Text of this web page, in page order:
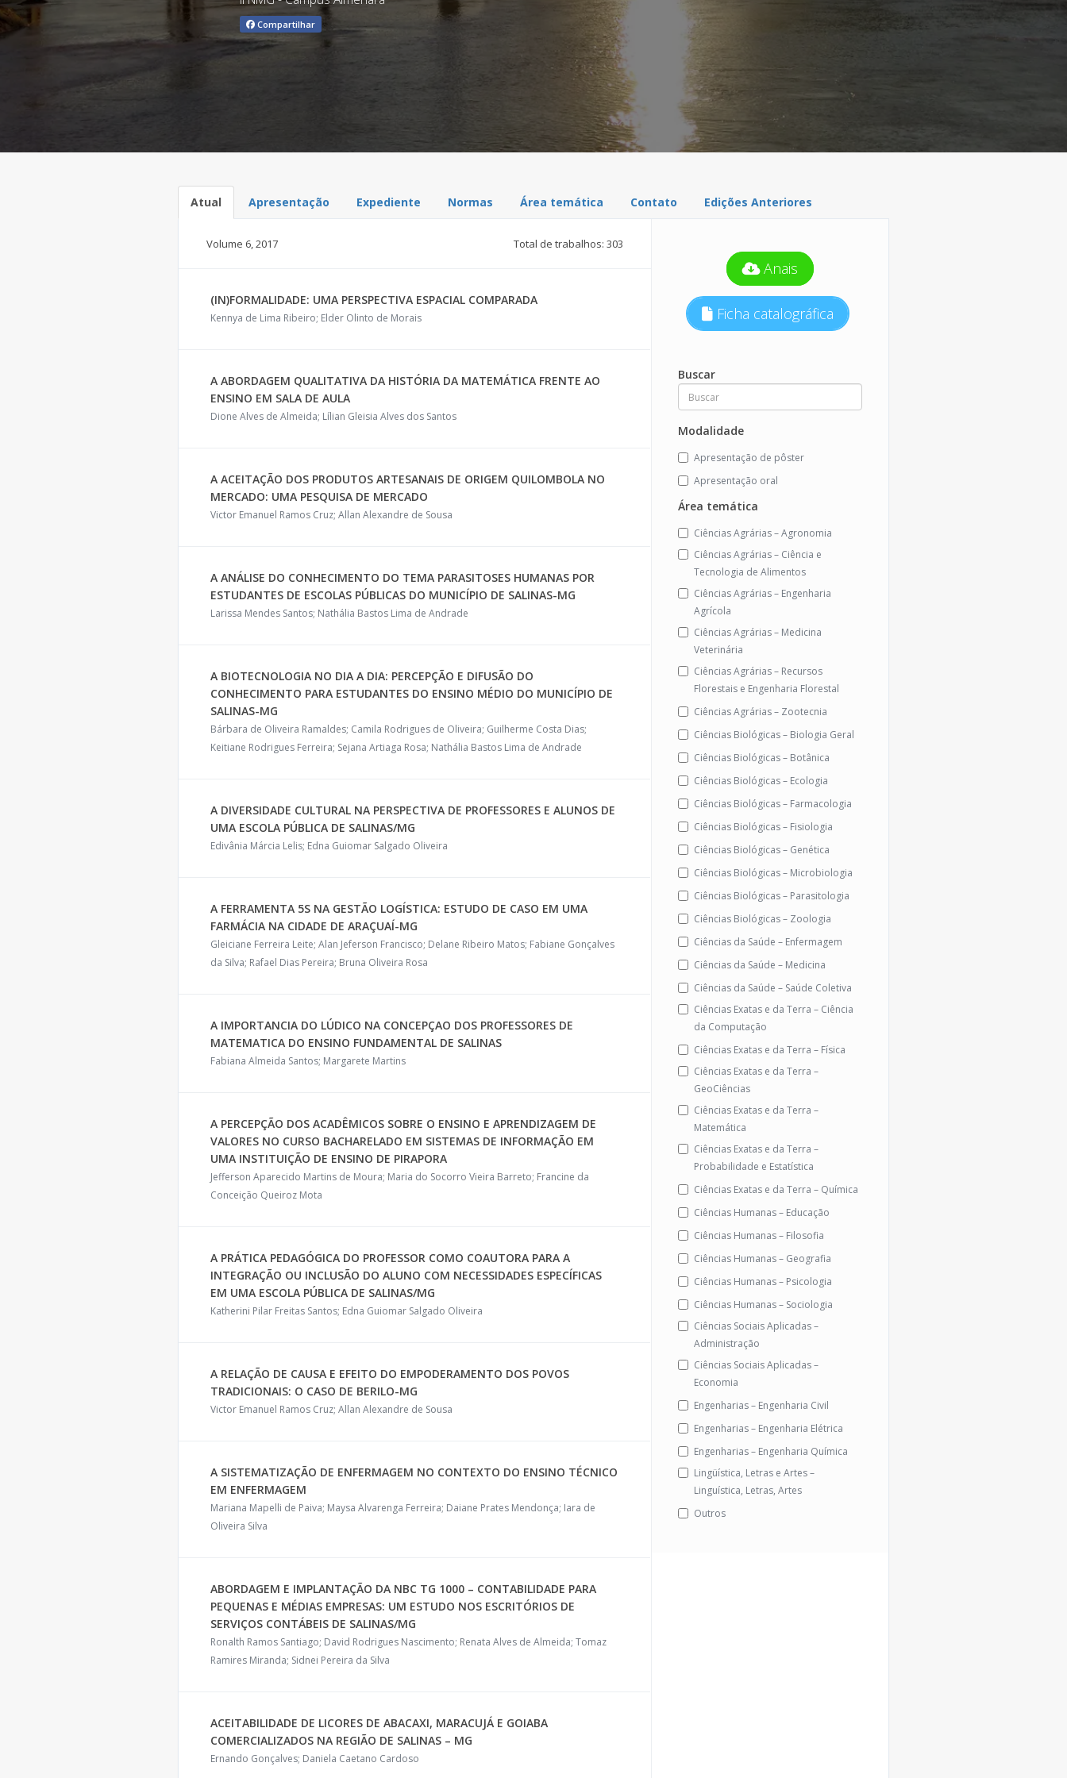
Compartilhar
Atual Apresentação Expediente Normas Área temática Contato Edições Anteriores
Volume 6,2017 Total de trabalhos: 303
(IN)FORMALIDADE: UMA PERSPECTIVA ESPACIAL COMPARADA
Kennya de Lima Ribeiro; Elder Olinto de Morais
A ABORDAGEM QUALITATIVA DA HISTÓRIA DA MATEMÁTICA FRENTE AO
ENSINO EM SALA DE AULA
Dione Alves de Almeida; Lílian Gleisia Alves dos Santos
A ACEITAÇÃO DOS PRODUTOS ARTESANAIS DE ORIGEM QUILOMBOLA NO
MERCADO: UMA PESQUISA DE MERCADO
Victor Emanuel Ramos Cruz; Allan Alexandre de Sousa
A ANÁLISE DO CONHECIMENTO DO TEMA PARASITOSES HUMANAS POR
ESTUDANTES DE ESCOLAS PÚBLICAS DO MUNICÍPIO DE SALINAS-MG
Larissa Mendes Santos; Nathália Bastos Lima de Andrade
A BIOTECNOLOGIA NO DIA A DIA: PERCEPÇÃO E DIFUSÃO DO
CONHECIMENTO PARA ESTUDANTES DO ENSINO MÉDIO DO MUNICÍPIO DE
SALINAS-MG
Bárbara de Oliveira Ramaldes; Camila Rodrigues de Oliveira; Guilherme Costa Dias;
Keitiane Rodrigues Ferreira; Sejana Artiaga Rosa; Nathália Bastos Lima de Andrade
A DIVERSIDADE CULTURAL NA PERSPECTIVA DE PROFESSORES E ALUNOS DE
UMA ESCOLA PÚBLICA DE SALINAS/MG
Edivânia Márcia Lelis; Edna Guiomar Salgado Oliveira
A FERRAMENTA 5S NA GESTÃO LOGÍSTICA: ESTUDO DE CASO EM UMA
FARMÁCIA NA CIDADE DE ARAÇUAÍ-MG
Gleiciane Ferreira Leite; Alan Jeferson Francisco; Delane Ribeiro Matos; Fabiane Gonçalves
da Silva; Rafael Dias Pereira; Bruna Oliveira Rosa
A IMPORTANCIA DO LÚDICO NA CONCEPÇAO DOS PROFESSORES DE
MATEMATICA DO ENSINO FUNDAMENTAL DE SALINAS
Fabiana Almeida Santos; Margarete Martins
A PERCEPÇÃO DOS ACADÊMICOS SOBRE O ENSINO E APRENDIZAGEM DE
VALORES NO CURSO BACHARELADO EM SISTEMAS DE INFORMAÇÃO EM
UMA INSTITUIÇÃO DE ENSINO DE PIRAPORA
Jefferson Aparecido Martins de Moura; Maria do Socorro Vieira Barreto; Francine da
Conceição Queiroz Mota
A PRÁTICA PEDAGÓGICA DO PROFESSOR COMO COAUTORA PARA A
INTEGRAÇÃO OU INCLUSÃO DO ALUNO COM NECESSIDADES ESPECÍFICAS
EM UMA ESCOLA PÚBLICA DE SALINAS/MG
Katherini Pilar Freitas Santos; Edna Guiomar Salgado Oliveira
A RELAÇÃO DE CAUSA E EFEITO DO EMPODERAMENTO DOS POVOS
TRADICIONAIS: O CASO DE BERILO-MG
Victor Emanuel Ramos Cruz; Allan Alexandre de Sousa
A SISTEMATIZAÇÃO DE ENFERMAGEM NO CONTEXTO DO ENSINO TÉCNICO
EM ENFERMAGEM
Mariana Mapelli de Paiva; Maysa Alvarenga Ferreira; Daiane Prates Mendonça; Iara de
Oliveira Silva
ABORDAGEM E IMPLANTAÇÃO DA NBC TG 1000 – CONTABILIDADE PARA
PEQUENAS E MÉDIAS EMPRESAS: UM ESTUDO NOS ESCRITÓRIOS DE
SERVIÇOS CONTÁBEIS DE SALINAS/MG
Ronalth Ramos Santiago; David Rodrigues Nascimento; Renata Alves de Almeida; Tomaz
Ramires Miranda; Sidnei Pereira da Silva
ACEITABILIDADE DE LICORES DE ABACAXI, MARACUJÁ E GOIABA
COMERCIALIZADOS NA REGIÃO DE SALINAS – MG
Ernando Gonçalves; Daniela Caetano Cardoso
Anais
Ficha catalográfica
Buscar
Modalidade
Apresentação de pôster
Apresentação oral
Área temática
Ciências Agrárias – Agronomia
Ciências Agrárias – Ciência e
Tecnologia de Alimentos
Ciências Agrárias – Engenharia
Agrícola
Ciências Agrárias – Medicina
Veterinária
Ciências Agrárias – Recursos
Florestais e Engenharia Florestal
Ciências Agrárias – Zootecnia
Ciências Biológicas – Biologia Geral
Ciências Biológicas – Botânica
Ciências Biológicas – Ecologia
Ciências Biológicas – Farmacologia
Ciências Biológicas – Fisiologia
Ciências Biológicas – Genética
Ciências Biológicas – Microbiologia
Ciências Biológicas – Parasitologia
Ciências Biológicas – Zoologia
Ciências da Saúde – Enfermagem
Ciências da Saúde – Medicina
Ciências da Saúde – Saúde Coletiva
Ciências Exatas e da Terra – Ciência
da Computação
Ciências Exatas e da Terra – Física
Ciências Exatas e da Terra –
GeoCiências
Ciências Exatas e da Terra –
Matemática
Ciências Exatas e da Terra –
Probabilidade e Estatística
Ciências Exatas e da Terra – Química
Ciências Humanas – Educação
Ciências Humanas – Filosofia
Ciências Humanas – Geografia
Ciências Humanas – Psicologia
Ciências Humanas – Sociologia
Ciências Sociais Aplicadas –
Administração
Ciências Sociais Aplicadas –
Economia
Engenharias – Engenharia Civil
Engenharias – Engenharia Elétrica
Engenharias – Engenharia Química
Lingüística, Letras e Artes –
Linguística, Letras, Artes
Outros